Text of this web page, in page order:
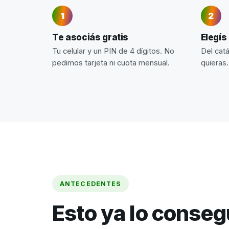
Te asociás gratis
Tu celular y un PIN de 4 dígitos. No
pedimos tarjeta ni cuota mensual.
Del
quieras.
ANTECEDENTES
Esto ya lo